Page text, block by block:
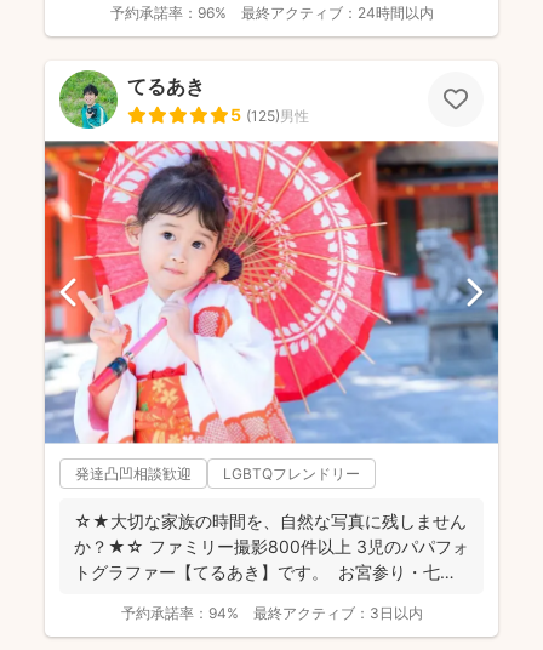
予約承諾率： 96% 最終アクティブ： 24時間以内
てるあき
5 (125)男性
発達凸凹相談歓迎 LGBTQフレンドリー
☆★大切な家族の時間を、自然な写真に残しません
か？★☆ ファミリー撮影800件以上 3児のパパフォ
トグラファー【てるあき】です。 お宮参り・七
予約承諾率： 94% 最終アクティブ： 3日以内